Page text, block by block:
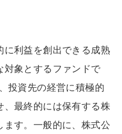
に利益を創出できる成熟
対象とするファンドで
投資先の経営に積極的
、最終的には保有する株
ます。一般的に、株式公